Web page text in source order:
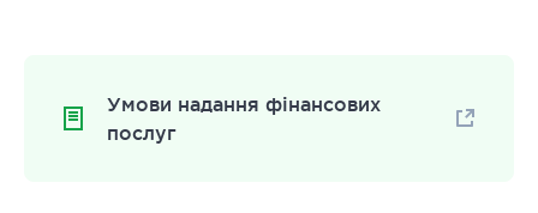
Умови надання фінансових
послуг